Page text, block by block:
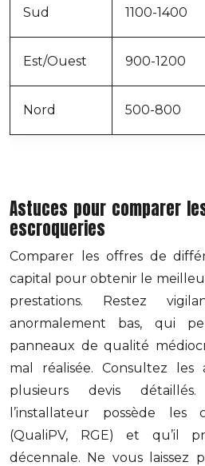
Sud 1100-1400
Est/Ouest 900-1200
Nord 500-800
Astuces pour comparer
escroqueries
Comparer les offres de
capital pour obtenir le
prestations. Restez
anormalement bas, qui
panneaux de qualité
mal réalisée. Consultez les
plusieurs devis
l’installateur possède les
(QualiPV, RGE) et qu’il
décennale. Ne vous laissez